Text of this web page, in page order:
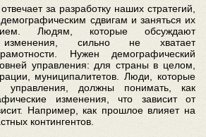
за разработку наших стратегий,
сдвигам и заняться их
Людям, которые обсуждают
изменения, сильно не хватает
Нужен демографический
управления: для страны в целом,
муниципалитетов. Люди, которые
должны понимать, как
изменения, что зависит от
Например, как прошлое влияет на
контингентов.